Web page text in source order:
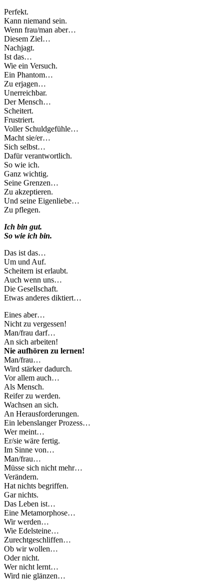
Perfekt.
Kann niemand sein.
Wenn frau/man aber…
Diesem Ziel…
Nachjagt.
Ist das…
Wie ein Versuch.
Ein Phantom…
Zu erjagen…
Unerreichbar.
Der Mensch…
Scheitert.
Frustriert.
Voller Schuldgefühle…
Macht sie/er…
Sich selbst…
Dafür verantwortlich.
So wie ich.
Ganz wichtig.
Seine Grenzen…
Zu akzeptieren.
Und seine Eigenliebe…
Zu pflegen.
Ich bin gut.
So wie ich bin.
Das ist das…
Um und Auf.
Scheitern ist erlaubt.
Auch wenn uns…
Die Gesellschaft.
Etwas anderes diktiert…
Eines aber…
Nicht zu vergessen!
Man/frau darf…
An sich arbeiten!
Nie aufhören zu lernen!
Man/frau…
Wird stärker dadurch.
Vor allem auch…
Als Mensch.
Reifer zu werden.
Wachsen an sich.
An Herausforderungen.
Ein lebenslanger Prozess…
Wer meint…
Er/sie wäre fertig.
Im Sinne von…
Man/frau…
Müsse sich nicht mehr…
Verändern.
Hat nichts begriffen.
Gar nichts.
Das Leben ist…
Eine Metamorphose…
Wir werden…
Wie Edelsteine…
Zurechtgeschliffen…
Ob wir wollen…
Oder nicht.
Wer nicht lernt…
Wird nie glänzen…